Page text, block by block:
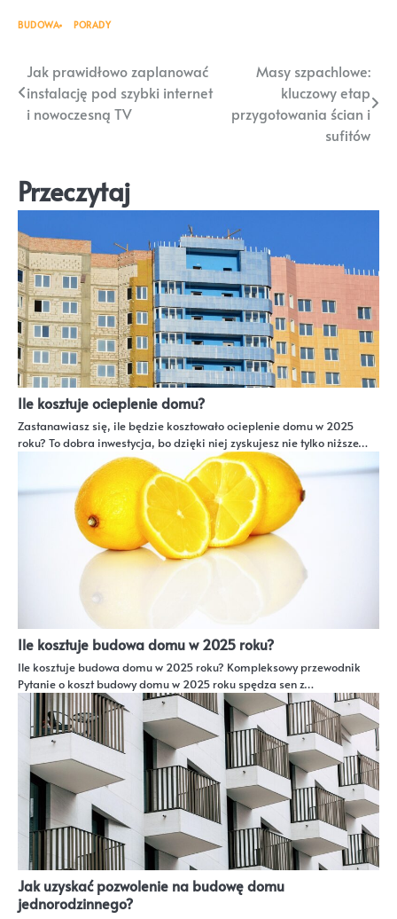
BUDOWA PORADY
Nawigacja
wpisu
Jak prawidłowo zaplanować
instalację pod szybki internet
i nowoczesną TV
Masy szpachlowe:
kluczowy etap
przygotowania ścian i
sufitów
Przeczytaj
Ile kosztuje ocieplenie domu?
Zastanawiasz się, ile będzie kosztowało ocieplenie domu w 2025
roku? To dobra inwestycja, bo dzięki niej zyskujesz nie tylko niższe…
Ile kosztuje budowa domu w 2025 roku?
Ile kosztuje budowa domu w 2025 roku? Kompleksowy przewodnik
Pytanie o koszt budowy domu w 2025 roku spędza sen z…
Jak uzyskać pozwolenie na budowę domu
jednorodzinnego?